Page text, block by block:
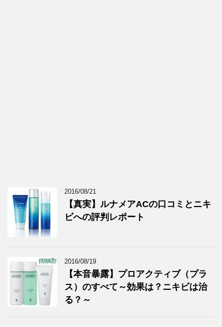
2016/08/21
【真実】ルナメアACの口コミとニキ
ビへの評判レポート
2016/08/19
【本音暴露】プロアクティブ（プラ
ス）のすべて～効果は？ニキビは治
る？～